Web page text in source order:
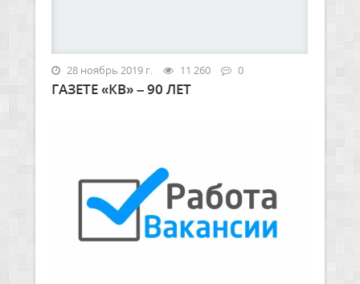
28 ноябрь 2019 г. 11 260 0
ГАЗЕТЕ «КВ» – 90 ЛЕТ